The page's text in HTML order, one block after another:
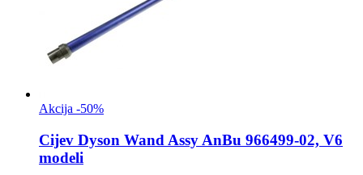
Akcija -50%
Cijev Dyson Wand Assy AnBu 966499-02, V6
modeli